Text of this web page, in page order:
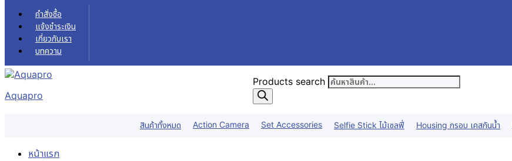
Skip to content
คำสั่งซื้อ
แจ้งชำระเงิน
เกี่ยวกับเรา
บทความ
Aquapro
Products search
สินค้าทั้งหมด Action Camera Set Accessories Selfie Stick ไม้เซลฟี่ Housing กรอบ เคสกันน้ำ
หน้าแรก